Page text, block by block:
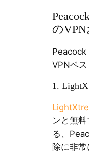
の
Peacock
VPNベス
1.
ンと無
る、
除に非